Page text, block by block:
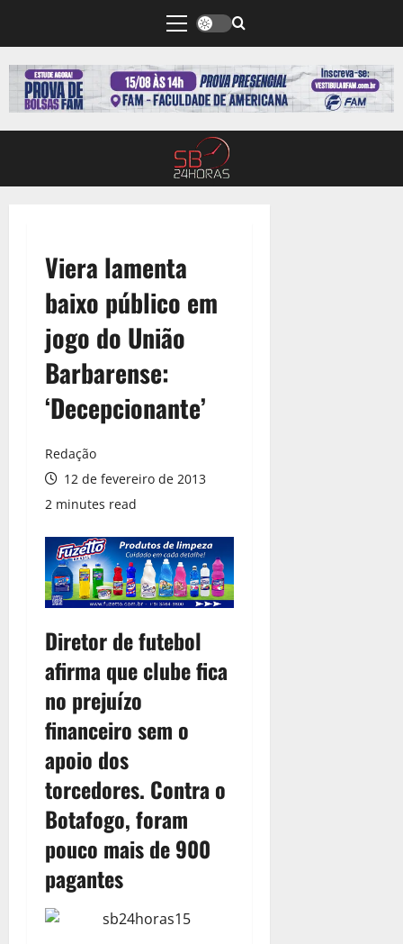
Viera lamenta
baixo público em
jogo do União
Barbarense:
‘Decepcionante’
Redação
12 de fevereiro de 2013
2 minutes read
Diretor de futebol
afirma que clube fica
no prejuízo
financeiro sem o
apoio dos
torcedores. Contra o
Botafogo, foram
pouco mais de 900
pagantes